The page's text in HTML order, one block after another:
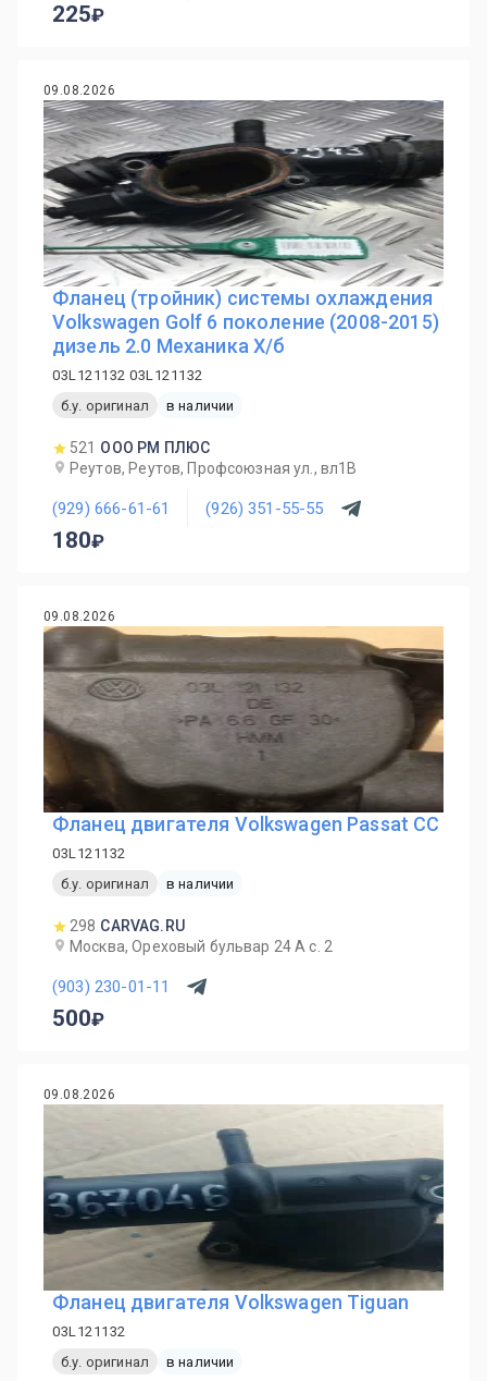
225
09.08.2026
Фланец (тройник) системы охлаждения
Volkswagen Golf 6 поколение (2008-2015)
дизель 2.0 Механика Х/б
03L121132 03L121132
б.у. оригинал
в наличии
521 ООО РМ ПЛЮС
Реутов, Реутов, Профсоюзная ул., вл1В
(929) 666-61-61 (926) 351-55-55
180
09.08.2026
Фланец двигателя Volkswagen Passat CC
03L121132
б.у. оригинал
в наличии
298 CARVAG.RU
Москва, Ореховый бульвар 24 А с. 2
(903) 230-01-11
500
09.08.2026
Фланец двигателя Volkswagen Tiguan
03L121132
б.у. оригинал
в наличии